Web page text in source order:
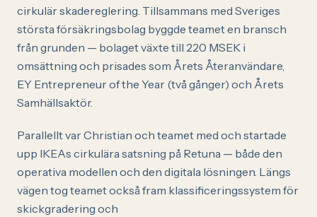
cirkulär skadereglering. Tillsammans med Sveriges
största försäkringsbolag byggde teamet en bransch
från grunden — bolaget växte till 220 MSEK i
omsättning och prisades som Årets Återanvändare,
EY Entrepreneur of the Year (två gånger) och Årets
Samhällsaktör.
Parallellt var Christian och teamet med och startade
upp IKEAs cirkulära satsning på Retuna — både den
operativa modellen och den digitala lösningen. Längs
vägen tog teamet också fram klassificeringssystem för
skickgradering och